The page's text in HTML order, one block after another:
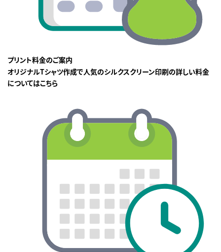
プリント料金のご案内
オリジナルTシャツ作成で人気のシルクスクリーン印刷の詳しい料金
についてはこちら